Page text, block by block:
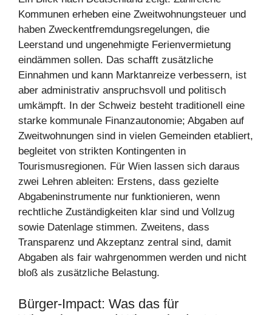
Kommunen erheben eine Zweitwohnungsteuer und
haben Zweckentfremdungsregelungen, die
Leerstand und ungenehmigte Ferienvermietung
eindämmen sollen. Das schafft zusätzliche
Einnahmen und kann Marktanreize verbessern, ist
aber administrativ anspruchsvoll und politisch
umkämpft. In der Schweiz besteht traditionell eine
starke kommunale Finanzautonomie; Abgaben auf
Zweitwohnungen sind in vielen Gemeinden etabliert,
begleitet von strikten Kontingenten in
Tourismusregionen. Für Wien lassen sich daraus
zwei Lehren ableiten: Erstens, dass gezielte
Abgabeninstrumente nur funktionieren, wenn
rechtliche Zuständigkeiten klar sind und Vollzug
sowie Datenlage stimmen. Zweitens, dass
Transparenz und Akzeptanz zentral sind, damit
Abgaben als fair wahrgenommen werden und nicht
bloß als zusätzliche Belastung.
Bürger-Impact: Was das für